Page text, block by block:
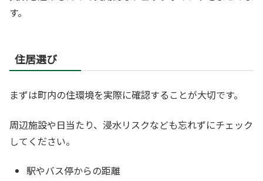
す。
住居選び
まずは町内の住環境を実際に確認することが大切です。
周辺施設や日当たり、浸水リスクなども忘れずにチェック
してください。
駅やバス停からの距離